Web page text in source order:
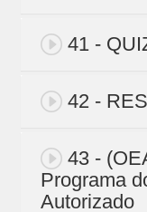
41 -
42 -
43 -
Programa
Autorizado